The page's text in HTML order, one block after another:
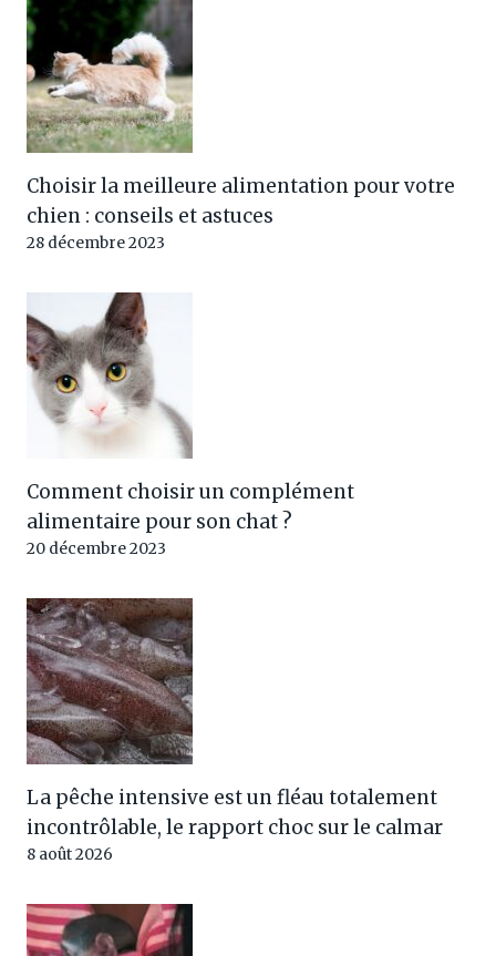
Choisir la meilleure alimentation pour votre
chien : conseils et astuces
28 décembre 2023
Comment choisir un complément
alimentaire pour son chat ?
20 décembre 2023
La pêche intensive est un fléau totalement
incontrôlable, le rapport choc sur le calmar
8 août 2026